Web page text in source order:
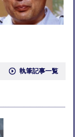
執筆記事一覧